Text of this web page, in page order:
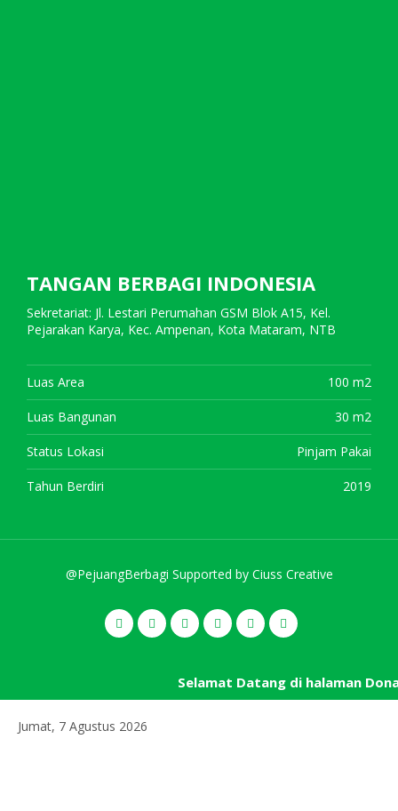
Jumat, 7 Agustus 2026
TANGAN BERBAGI INDONESIA
Sekretariat: Jl. Lestari Perumahan GSM Blok A15, Kel.
Pejarakan Karya, Kec. Ampenan, Kota Mataram, NTB
Luas Area 100 m2
Luas Bangunan 30 m2
Status Lokasi Pinjam Pakai
Tahun Berdiri 2019
@PejuangBerbagi Supported by Ciuss Creative
Selamat Datang di halaman